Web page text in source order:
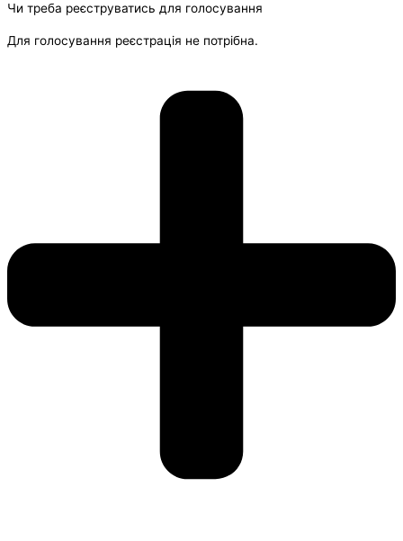
Чи треба реєструватись для голосування
Для голосування реєстрація не потрібна.